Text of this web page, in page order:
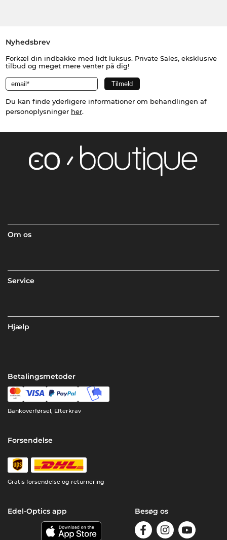
Nyhedsbrev
Forkæl din indbakke med lidt luksus. Private Sales, eksklusive
tilbud og meget mere venter på dig!
Du kan finde yderligere informationer om behandlingen af
personoplysninger her.
Om os
Service
Hjælp
Betalingsmetoder
Bankoverførsel, Efterkrav
Forsendelse
Gratis forsendelse og returnering
Edel-Optics app Besøg os